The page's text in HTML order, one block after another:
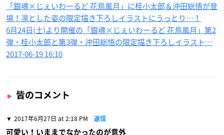
「銀魂×じぇいわーるど 花鳥風月」に桂小太郎＆沖田総悟が登
場！凛とした姿の限定描き下ろしイラストにうっとり…！
6月24日(土)より開催の「銀魂×じぇいわーるど 花鳥風月」第2
弾・桂小太郎と第3弾・沖田総悟の限定描き下ろしイラスト…
2017-06-19 16:10
皆のコメント
2017年6月27日 at 2:18 PM 返信
可愛い！いままでなかったのが意外